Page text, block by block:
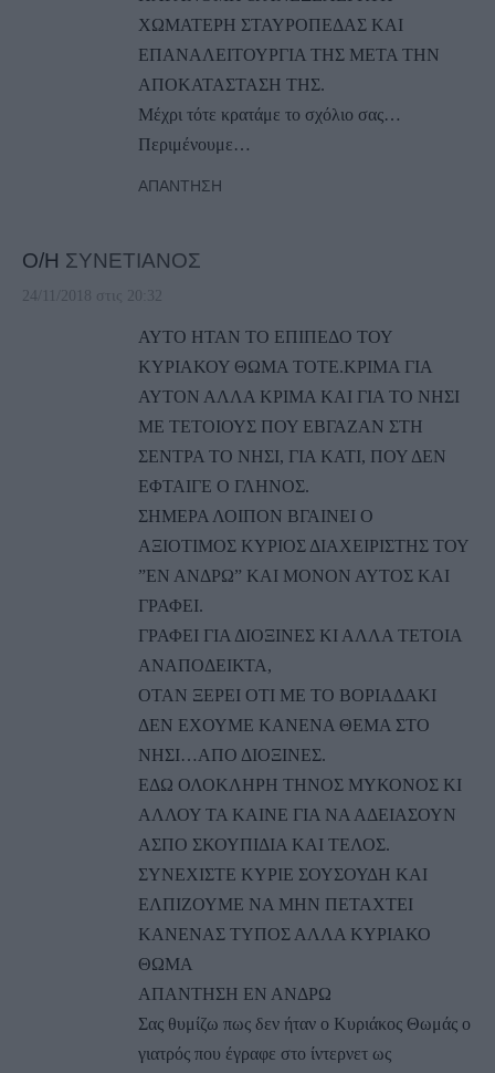
ΧΩΜΑΤΕΡΗ ΣΤΑΥΡΟΠΕΔΑΣ ΚΑΙ
ΕΠΑΝΑΛΕΙΤΟΥΡΓΙΑ ΤΗΣ ΜΕΤΑ ΤΗΝ
ΑΠΟΚΑΤΑΣΤΑΣΗ ΤΗΣ.
Μέχρι τότε κρατάμε το σχόλιο σας…
Περιμένουμε…
ΑΠΆΝΤΗΣΗ
Ο/Η ΣΥΝΕΤΙΑΝΟΣ
24/11/2018 στις 20:32
ΑΥΤΟ ΗΤΑΝ ΤΟ ΕΠΙΠΕΔΟ ΤΟΥ
ΚΥΡΙΑΚΟΥ ΘΩΜΑ ΤΟΤΕ.ΚΡΙΜΑ ΓΙΑ
ΑΥΤΟΝ ΑΛΛΑ ΚΡΙΜΑ ΚΑΙ ΓΙΑ ΤΟ ΝΗΣΙ
ΜΕ ΤΕΤΟΙΟΥΣ ΠΟΥ ΕΒΓΑΖΑΝ ΣΤΗ
ΣΕΝΤΡΑ ΤΟ ΝΗΣΙ, ΓΙΑ ΚΑΤΙ, ΠΟΥ ΔΕΝ
ΕΦΤΑΙΓΕ Ο ΓΛΗΝΟΣ.
ΣΗΜΕΡΑ ΛΟΙΠΟΝ ΒΓΑΙΝΕΙ Ο
ΑΞΙΟΤΙΜΟΣ ΚΥΡΙΟΣ ΔΙΑΧΕΙΡΙΣΤΗΣ ΤΟΥ
”ΕΝ ΑΝΔΡΩ” ΚΑΙ ΜΟΝΟΝ ΑΥΤΟΣ ΚΑΙ
ΓΡΑΦΕΙ.
ΓΡΑΦΕΙ ΓΙΑ ΔΙΟΞΙΝΕΣ ΚΙ ΑΛΛΑ ΤΕΤΟΙΑ
ΑΝΑΠΟΔΕΙΚΤΑ,
ΟΤΑΝ ΞΕΡΕΙ ΟΤΙ ΜΕ ΤΟ ΒΟΡΙΑΔΑΚΙ
ΔΕΝ ΕΧΟΥΜΕ ΚΑΝΕΝΑ ΘΕΜΑ ΣΤΟ
ΝΗΣΙ…ΑΠΟ ΔΙΟΞΙΝΕΣ.
ΕΔΩ ΟΛΟΚΛΗΡΗ ΤΗΝΟΣ ΜΥΚΟΝΟΣ ΚΙ
ΑΛΛΟΥ ΤΑ ΚΑΙΝΕ ΓΙΑ ΝΑ ΑΔΕΙΑΣΟΥΝ
ΑΣΠΟ ΣΚΟΥΠΙΔΙΑ ΚΑΙ ΤΕΛΟΣ.
ΣΥΝΕΧΙΣΤΕ ΚΥΡΙΕ ΣΟΥΣΟΥΔΗ ΚΑΙ
ΕΛΠΙΖΟΥΜΕ ΝΑ ΜΗΝ ΠΕΤΑΧΤΕΙ
ΚΑΝΕΝΑΣ ΤΥΠΟΣ ΑΛΛΑ ΚΥΡΙΑΚΟ
ΘΩΜΑ
ΑΠΑΝΤΗΣΗ ΕΝ ΑΝΔΡΩ
Σας θυμίζω πως δεν ήταν ο Κυριάκος Θωμάς ο
γιατρός που έγραφε στο ίντερνετ ως